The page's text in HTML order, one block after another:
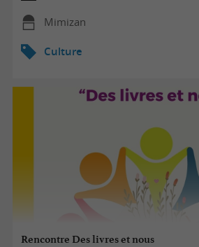
Mimizan
Culture
Rencontre Des livres et nous